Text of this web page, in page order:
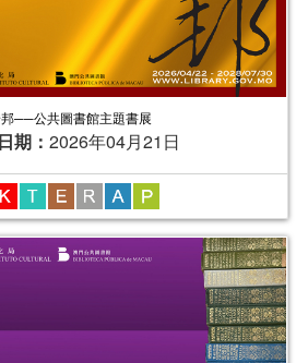
──公共圖書館主題書展
期： 2026年04月21日